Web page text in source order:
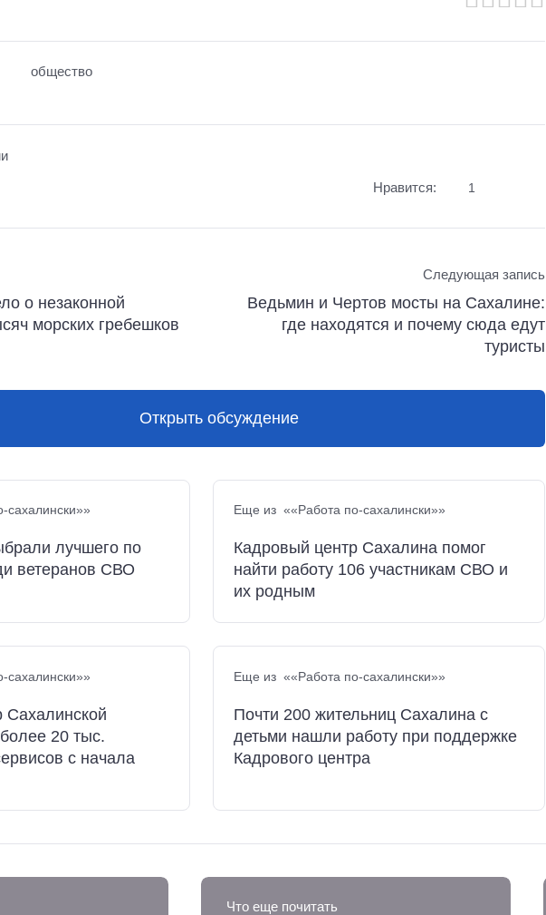
общество
Нравится: 1
о незаконной
морских гребешков
Следующая запись
Ведьмин и Чертов мосты на Сахалине:
где находятся и почему сюда едут
туристы
Открыть обсуждение
лучшего по
ветеранов СВО
Еще из ««Работа по-сахалински»»
Кадровый центр Сахалина помог
найти работу 106 участникам СВО и
их родным
Сахалинской
20 тыс.
с начала
Еще из ««Работа по-сахалински»»
Почти 200 жительниц Сахалина с
детьми нашли работу при поддержке
Кадрового центра
Что еще почитать